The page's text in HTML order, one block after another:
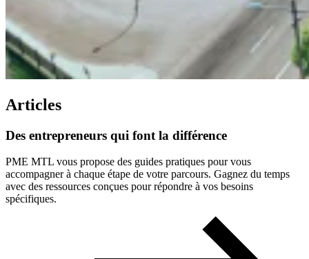
Articles
Des entrepreneurs qui font la différence
PME MTL vous propose des guides pratiques pour vous
accompagner à chaque étape de votre parcours. Gagnez du temps
avec des ressources conçues pour répondre à vos besoins
spécifiques.